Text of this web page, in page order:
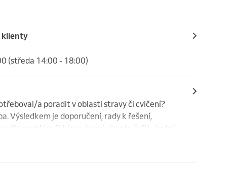
klienty
(středa 14:00 - 18:00)
a poradit v oblasti stravy či cvičení?
Výsledkem je doporučení, rady k řešení,
problém či téma, které chcete řešit. Jedná